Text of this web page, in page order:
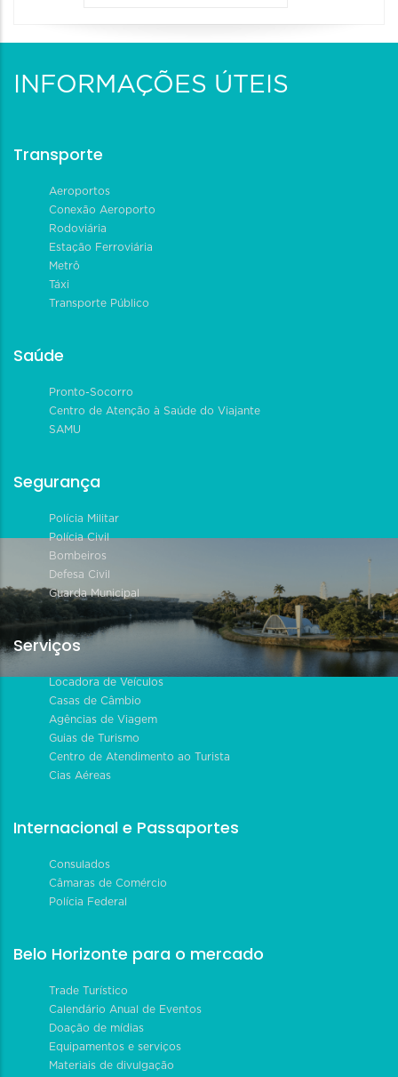
INFORMAÇÕES ÚTEIS
Transporte
Aeroportos
Conexão Aeroporto
Rodoviária
Estação Ferroviária
Metrô
Táxi
Transporte Público
Saúde
Pronto-Socorro
Centro de Atenção à Saúde do Viajante
SAMU
Segurança
Polícia Militar
Polícia Civil
Bombeiros
Defesa Civil
Guarda Municipal
Serviços
Locadora de Veículos
Casas de Câmbio
Agências de Viagem
Guias de Turismo
Centro de Atendimento ao Turista
Cias Aéreas
Internacional e Passaportes
Consulados
Câmaras de Comércio
Polícia Federal
Belo Horizonte para o mercado
Trade Turístico
Calendário Anual de Eventos
Doação de mídias
Equipamentos e serviços
Materiais de divulgação